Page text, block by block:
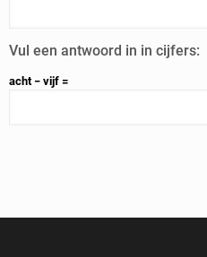
Vul een antwoord in in cijfers:
acht − vijf =